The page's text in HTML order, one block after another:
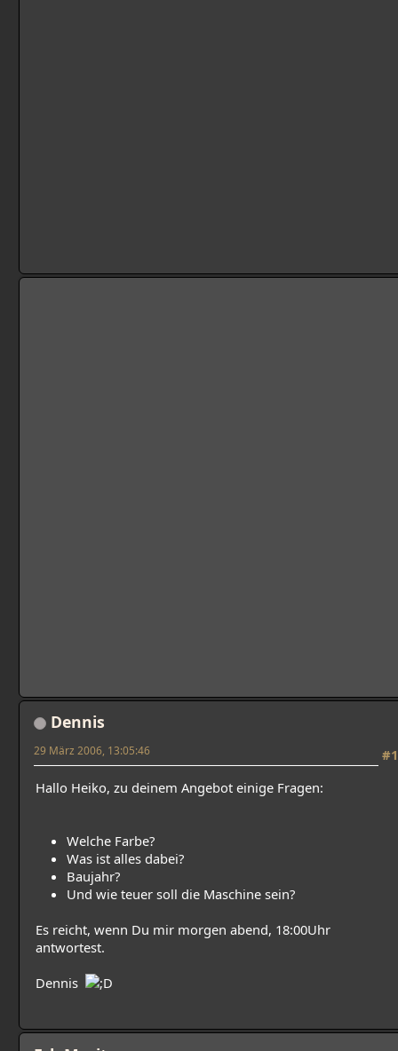
Dennis
#1
29 März 2006, 13:05:46
Hallo Heiko, zu deinem Angebot einige Fragen:
Welche Farbe?
Was ist alles dabei?
Baujahr?
Und wie teuer soll die Maschine sein?
Es reicht, wenn Du mir morgen abend, 18:00Uhr
antwortest.
Dennis